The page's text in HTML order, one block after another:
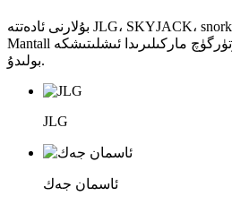
بۇلارنى ئادەتتە JLG، SKYJACK، snorkel، KLUBB، Genie، Nidec،
Mantall قاتارلىق داڭلىق قايچا كۆتۈرگۈچ ماركىلىرىدا ئىشلىتىشكە
بولىدۇ.
JLG
ئاسمان جەك